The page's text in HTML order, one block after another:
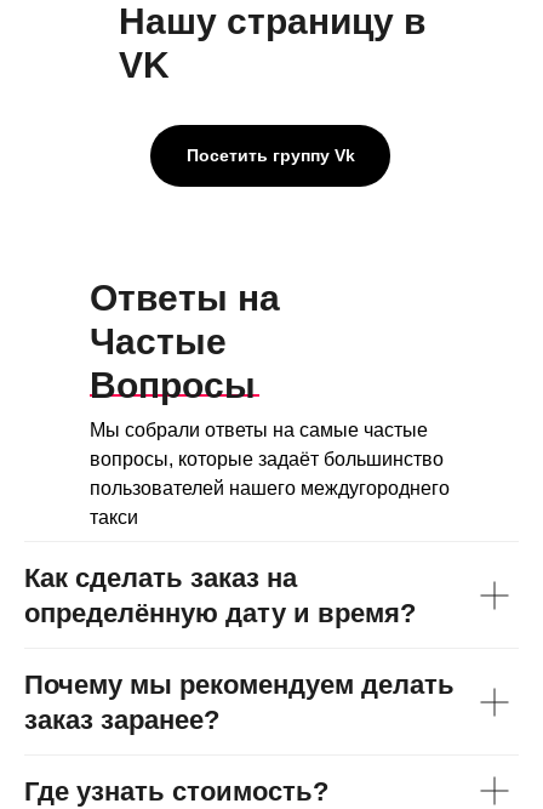
Нашу страницу в
VK
Посетить группу Vk
Мы собрали ответы на самые частые
вопросы, которые задаёт большинство
пользователей нашего междугороднего
такси
Ответы на
Частые
Вопросы
Как сделать заказ на
определённую дату и время?
Почему мы рекомендуем делать
заказ заранее?
Где узнать стоимость?